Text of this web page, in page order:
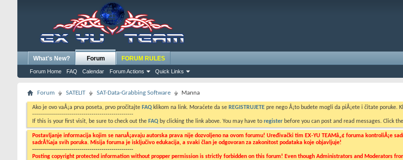
What's New? Forum
Forum Home FAQ Calendar Forum Actions Quick Links
FORUM RULES
Forum SATELIT SAT-Data-Grabbing Software Manna
Ako je ovo vaÅ¡a prva poseta, prvo pročitajte FAQ klikom na link. Moraćete da se REGISTRUJETE pre nego Å¡to budete mogli da piÅ¡ete i čitate poruke.
---------------------------------------------------
If this is your first visit, be sure to check out the FAQ by clicking the link above. You may have to register before you can post and read messages. Click
Postavljanje informacija kojim se naruÅ¡avaju autorska prava nije dozvoljeno na ovom forumu! Uređivački tim EX-YU TEAMâ„¢ foruma kontroliÅ¡e
sadrÅ¾aja svih poruka. Misija foruma je isključivo edukacija, a svaki član je odgovoran za zakonitost podataka koje objavljuje!
---------------------------------------------------
Posting copyright protected information without propper permission is strictly forbidden on this forum! Even though Administrators and Moderators